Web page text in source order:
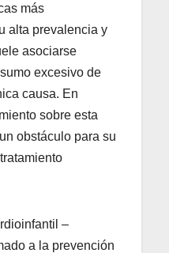
más
alta prevalencia y
asociarse
excesivo de
causa. En
sobre esta
obstáculo para su
–
a la prevención